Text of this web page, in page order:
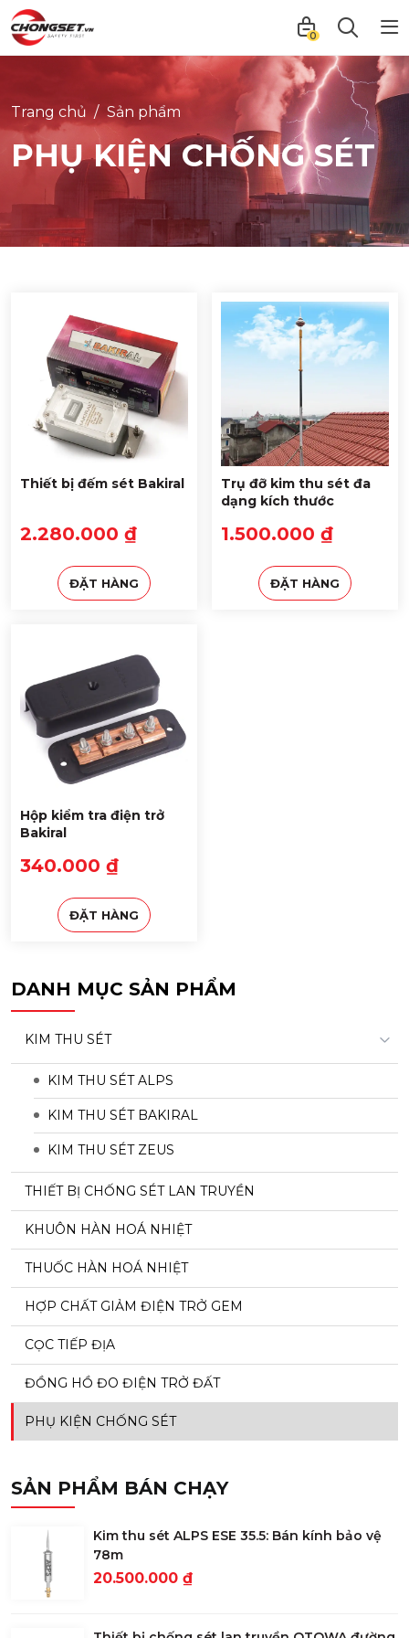
0
Trang chủ Sản phẩm
PHỤ KIỆN CHỐNG SÉT
Thiết bị đếm sét Bakiral
2.280.000 ₫
ĐẶT HÀNG
Trụ đỡ kim thu sét đa
dạng kích thước
1.500.000 ₫
ĐẶT HÀNG
Hộp kiểm tra điện trở
Bakiral
340.000 ₫
ĐẶT HÀNG
DANH MỤC SẢN PHẨM
KIM THU SÉT
KIM THU SÉT ALPS
KIM THU SÉT BAKIRAL
KIM THU SÉT ZEUS
THIẾT BỊ CHỐNG SÉT LAN TRUYỀN
KHUÔN HÀN HOÁ NHIỆT
THUỐC HÀN HOÁ NHIỆT
HỢP CHẤT GIẢM ĐIỆN TRỞ GEM
CỌC TIẾP ĐỊA
ĐỒNG HỒ ĐO ĐIỆN TRỞ ĐẤT
PHỤ KIỆN CHỐNG SÉT
SẢN PHẨM BÁN CHẠY
Kim thu sét ALPS ESE 35.5: Bán kính bảo vệ
78m
20.500.000 ₫